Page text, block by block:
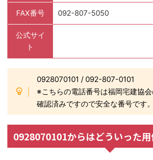
FAX番号 092-807-5050
公式サイ
ト
0928070101 / 092-807-0101
※こちらの電話番号は福岡宅建協
確認済みですので安全な番号です。
0928070101からはどういった用